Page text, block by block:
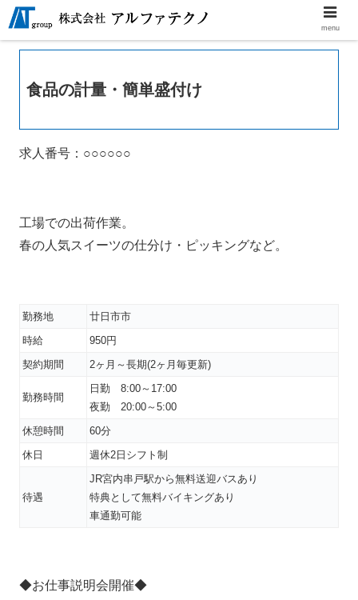
食品の計量・簡単盛付け
求人番号：○○○○○○
工場での出荷作業。
春の人気スイーツの仕分け・ピッキングなど。
勤務地
廿日市市
時給
950円
契約期間
2ヶ月～長期(2ヶ月毎更新)
勤務時間
日勤 8:00～17:00
夜勤 20:00～5:00
休憩時間
60分
休日
週休2日シフト制
待遇
JR宮内串戸駅から無料送迎バスあり
特典として無料バイキングあり
車通勤可能
◆お仕事説明会開催◆
menu